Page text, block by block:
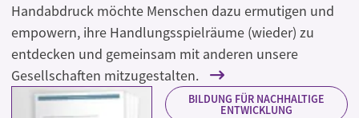
Handabdruck möchte Menschen dazu ermutigen und
empowern, ihre Handlungsspielräume (wieder) zu
entdecken und gemeinsam mit anderen unsere
Gesellschaften mitzugestalten.
BILDUNG FÜR NACHHALTIGE
ENTWICKLUNG